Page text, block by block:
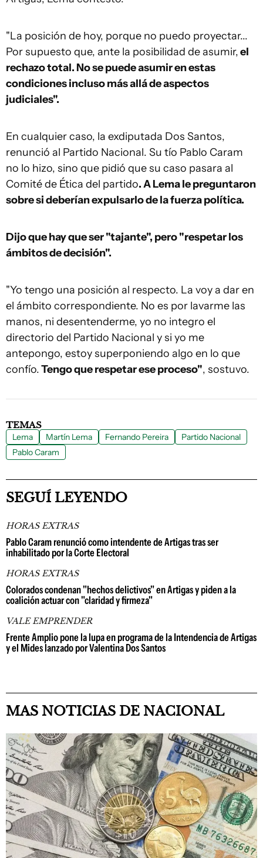
"La posición de hoy, porque no puedo proyectar...
Por supuesto que, ante la posibilidad de asumir,el
rechazo total. No se puede asumir en estas
condiciones incluso más allá de aspectos
judiciales".
En cualquier caso, la exdiputada Dos Santos,
renunció al Partido Nacional. Su tío Pablo Caram
no lo hizo, sino que pidió que su caso pasara al
Comité de Ética del partido. A Lema le preguntaron
sobre si deberían expulsarlo de la fuerza política.
Dijo que hay que ser "tajante", pero "respetar los
ámbitos de decisión".
"Yo tengo una posición al respecto. La voy a dar en
el ámbito correspondiente. No es por lavarme las
manos, ni desentenderme, yo no integro el
directorio del Partido Nacional y si yo me
antepongo, estoy superponiendo algo en lo que
confío.Tengo que respetar ese proceso", sostuvo.
TEMAS
Lema Martín Lema Fernando Pereira
Partido Nacional
Pablo Caram
SEGUÍ LEYENDO
HORAS EXTRAS
Pablo Caram renunció como intendente de Artigas tras ser
inhabilitado por la Corte Electoral
HORAS EXTRAS
Colorados condenan "hechos delictivos" en Artigas y piden a la
coalición actuar con "claridad y firmeza"
VALE EMPRENDER
Frente Amplio pone la lupa en programa de la Intendencia de Artigas
y el Mides lanzado por Valentina Dos Santos
MAS NOTICIAS DE NACIONAL